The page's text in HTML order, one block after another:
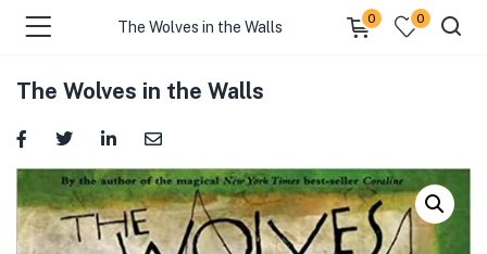
The Wolves in the Walls
0 0
The Wolves in the Walls